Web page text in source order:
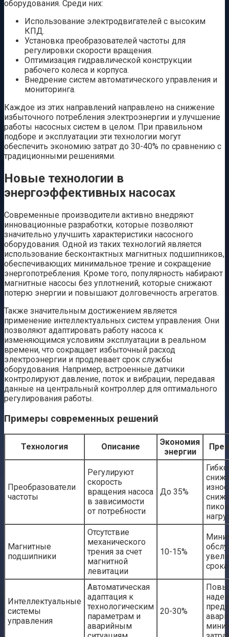
оборудования. Среди них:
Использование электродвигателей с высоким
КПД.
Установка преобразователей частоты для
регулировки скорости вращения.
Оптимизация гидравлической конструкции
рабочего колеса и корпуса.
Внедрение систем автоматического управления и
мониторинга.
Каждое из этих направлений направлено на снижение
избыточного потребления электроэнергии и улучшение
работы насосных систем в целом. При правильном
подборе и эксплуатации эти технологии могут
обеспечить экономию затрат до 30-40% по сравнению с
традиционными решениями.
Новые технологии в
энергоэффективных насосах
Современные производители активно внедряют
инновационные разработки, которые позволяют
значительно улучшить характеристики насосного
оборудования. Одной из таких технологий является
использование бесконтактных магнитных подшипников,
обеспечивающих минимальное трение и сокращение
энергопотребления. Кроме того, популярность набирают
магнитные насосы без уплотнений, которые снижают
потерю энергии и повышают долговечность агрегатов.
Также значительным достижением является
применение интеллектуальных систем управления. Они
позволяют адаптировать работу насоса к
изменяющимся условиям эксплуатации в реальном
времени, что сокращает избыточный расход
электроэнергии и продлевает срок службы
оборудования. Например, встроенные датчики
контролируют давление, поток и вибрации, передавая
данные на центральный контроллер для оптимального
регулирования работы.
Примеры современных решений
Технология Описание
Экономия
энергии
Преобразователи
частоты
Регулируют
скорость
вращения насоса
в зависимости
от потребности
До 35%
Магнитные
подшипники
Отсутствие
механического
трения за счет
магнитной
левитации
10-15%
Интеллектуальные
системы
управления
Автоматическая
адаптация к
технологическим
параметрам и
аварийным
20-30%